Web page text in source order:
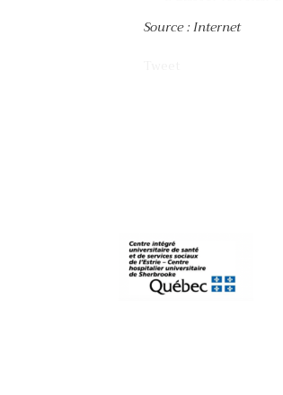
Source : Internet